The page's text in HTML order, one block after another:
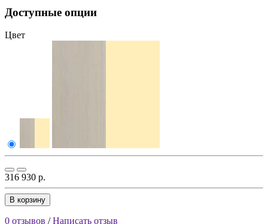
Доступные опции
Цвет
316 930 р.
В корзину
0 отзывов /Написать отзыв